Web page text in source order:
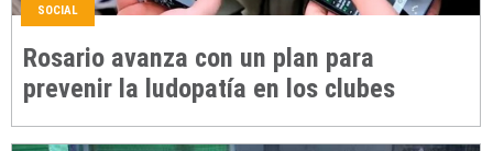
SOCIAL
Rosario avanza con un plan para
prevenir la ludopatía en los clubes